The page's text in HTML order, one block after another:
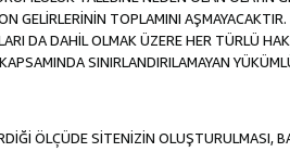
GELİRLERİNİN TOPLAMINI
DA DAHİL OLMAK ÜZERE HER TÜRLÜ
SINIRLANDIRILAMAYAN
ÖLÇÜDE SİTENİZİN OLUŞTURULMASI,